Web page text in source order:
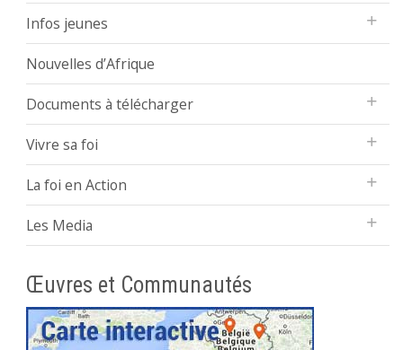
Infos jeunes
Nouvelles d’Afrique
Documents à télécharger
Vivre sa foi
La foi en Action
Les Media
Œuvres et Communautés